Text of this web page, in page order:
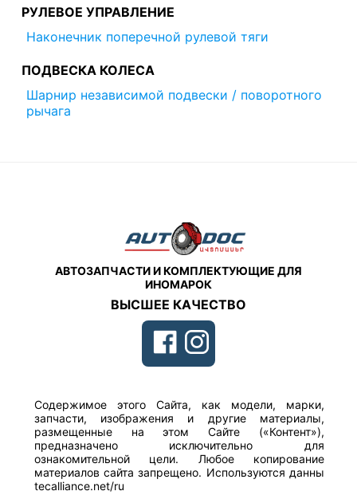
РУЛЕВОЕ УПРАВЛЕНИЕ
Наконечник поперечной рулевой тяги
ПОДВЕСКА КОЛЕСА
Шарнир независимой подвески / поворотного
рычага
АВТОЗАПЧАСТИ И КОМПЛЕКТУЮЩИЕ ДЛЯ
ИНОМАРОК
ВЫСШЕЕ КАЧЕСТВО
Содержимое этого Сайта, как модели, марки,
запчасти, изображения и другие материалы,
размещенные на этом Сайте («Контент»),
предназначено исключительно для
ознакомительной цели. Любое копирование
материалов сайта запрещено. Используются данны
tecalliance.net/ru